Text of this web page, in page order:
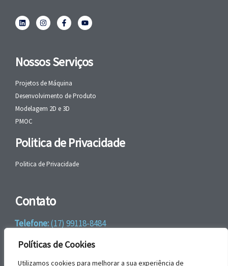
Políticas de Cookies
Utilizamos cookies para melhorar a sua experiência de
Nossos Serviços
Projetos de Máquina
Desenvolvimento de Produto
Modelagem 2D e 3D
PMOC
Politica de Privacidade
Politica de Privacidade
Contato
Telefone:(17) 99118-8484
WhatsApp:+55 (17) 99118-8484
email:faleconosco@gbrengenharia.com